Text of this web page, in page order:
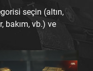
seçin (altın,
bakım, vb.) ve